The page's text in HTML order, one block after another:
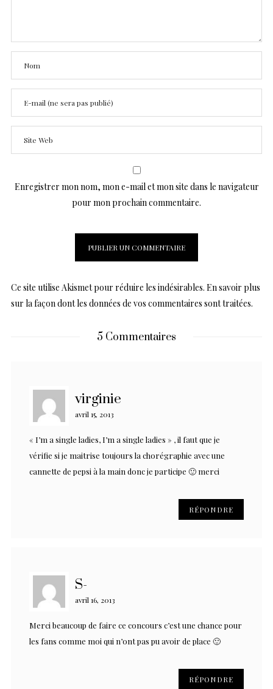
Enregistrer mon nom, mon e-mail et mon site dans le navigateur
pour mon prochain commentaire.
Ce site utilise Akismet pour réduire les indésirables. En savoir plus
sur la façon dont les données de vos commentaires sont traitées.
5 Commentaires
virginie
avril 15, 2013
« I’m a single ladies, I’m a single ladies » , il faut que je
vérifie si je maitrise toujours la chorégraphie avec une
cannette de pepsi à la main donc je participe 🙂 merci
RÉPONDRE
S-
avril 16, 2013
Merci beaucoup de faire ce concours c’est une chance pour
les fans comme moi qui n’ont pas pu avoir de place 🙂
RÉPONDRE